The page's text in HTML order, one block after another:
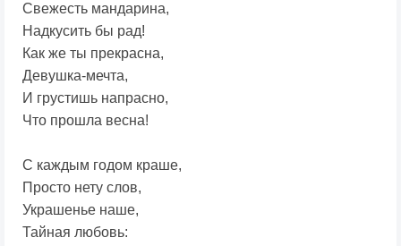
Свежесть мандарина,
Надкусить бы рад!
Как же ты прекрасна,
Девушка-мечта,
И грустишь напрасно,
Что прошла весна!
С каждым годом краше,
Просто нету слов,
Украшенье наше,
Тайная любовь: